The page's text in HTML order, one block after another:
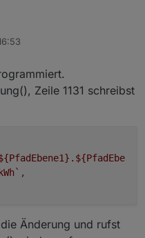
Zeile 1131 schreibst
. ${PfadEbe
,
Änderung und rufst